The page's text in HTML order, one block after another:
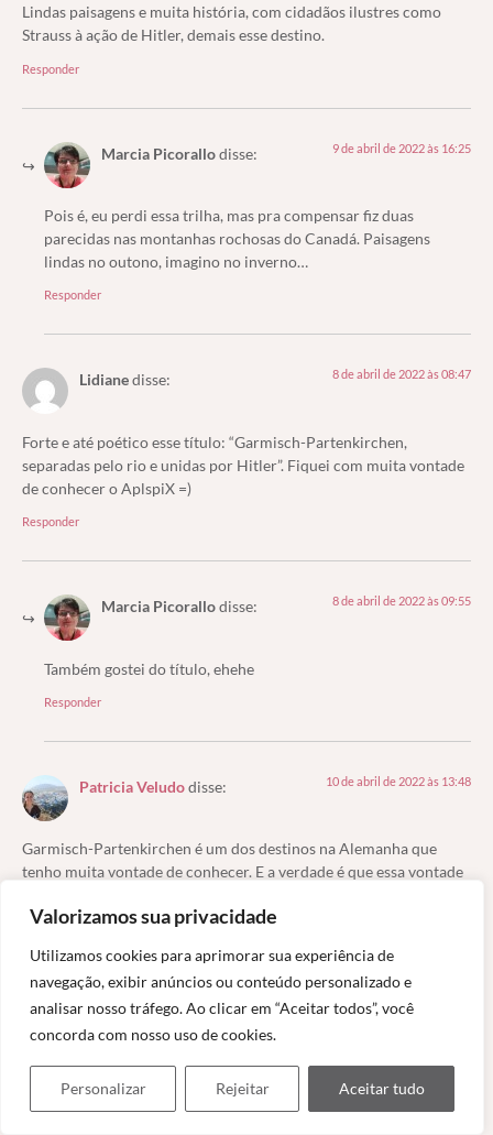
Valorizamos sua privacidade
Utilizamos cookies para aprimorar sua experiência de
navegação, exibir anúncios ou conteúdo personalizado e
analisar nosso tráfego. Ao clicar em “Aceitar todos”, você
concorda com nosso uso de cookies.
Personalizar Rejeitar Aceitar tudo
Lindas paisagens e muita história, com cidadãos ilustres como
Strauss à ação de Hitler, demais esse destino.
Responder
Marcia Picorallodisse: 9 de abril de 2022 às 16:25
Pois é, eu perdi essa trilha, mas pra compensar fiz duas
parecidas nas montanhas rochosas do Canadá. Paisagens
lindas no outono, imagino no inverno…
Responder
Lidianedisse: 8 de abril de 2022 às 08:47
Forte e até poético esse título: “Garmisch-Partenkirchen,
separadas pelo rio e unidas por Hitler”. Fiquei com muita vontade
de conhecer o AplspiX =)
Responder
Marcia Picorallodisse: 8 de abril de 2022 às 09:55
Também gostei do título, ehehe
Responder
Patricia Veludodisse: 10 de abril de 2022 às 13:48
Garmisch-Partenkirchen é um dos destinos na Alemanha que
tenho muita vontade de conhecer. E a verdade é que essa vontade
Responder
Ruthia Portelinhadisse: 11 de abril de 2022 às 08:00
nome complicado, mas a visita parece ser uma delícia. Gosto